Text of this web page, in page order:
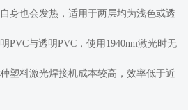
身也会发热，适用于两层均为浅色或透
PVC与透明PVC，使用1940nm激光时无
塑料激光焊接机成本较高，效率低于近